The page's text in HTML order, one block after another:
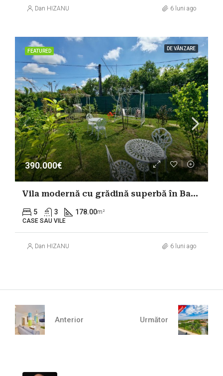
Dan HIZANU 6 luni ago
FEATURED DE VÂNZARE
390.000€
Vila modernă cu grădină superbă în Balotești aproape DN1
5 3 178.00m²
CASE SAU VILE
Dan HIZANU 6 luni ago
Anterior Următor